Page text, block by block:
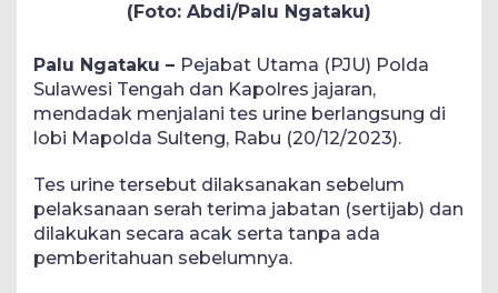
(Foto: Abdi/Palu Ngataku)
Palu Ngataku – Pejabat Utama (PJU) Polda
Sulawesi Tengah dan Kapolres jajaran,
mendadak menjalani tes urine berlangsung di
lobi Mapolda Sulteng, Rabu (20/12/2023).
Tes urine tersebut dilaksanakan sebelum
pelaksanaan serah terima jabatan (sertijab) dan
dilakukan secara acak serta tanpa ada
pemberitahuan sebelumnya.